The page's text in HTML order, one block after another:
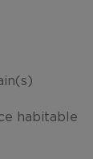
habitable